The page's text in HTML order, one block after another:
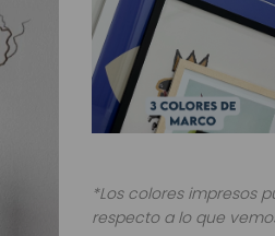
*Los colores impresos
respecto a lo que